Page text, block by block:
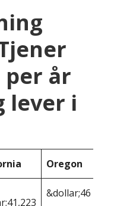
per år
lever i
Oregon
&dollar;46